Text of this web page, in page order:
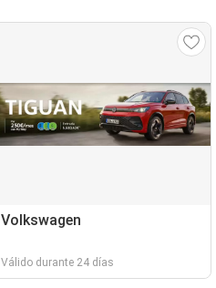
Volkswagen
Válido durante 24 días